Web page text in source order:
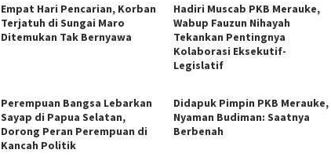
Empat Hari Pencarian, Korban
Terjatuh di Sungai Maro
Ditemukan Tak Bernyawa
Hadiri Muscab PKB Merauke,
Wabup Fauzun Nihayah
Tekankan Pentingnya
Kolaborasi Eksekutif-
Legislatif
Perempuan Bangsa Lebarkan
Sayap di Papua Selatan,
Dorong Peran Perempuan di
Kancah Politik
Didapuk Pimpin PKB Merauke,
Nyaman Budiman: Saatnya
Berbenah